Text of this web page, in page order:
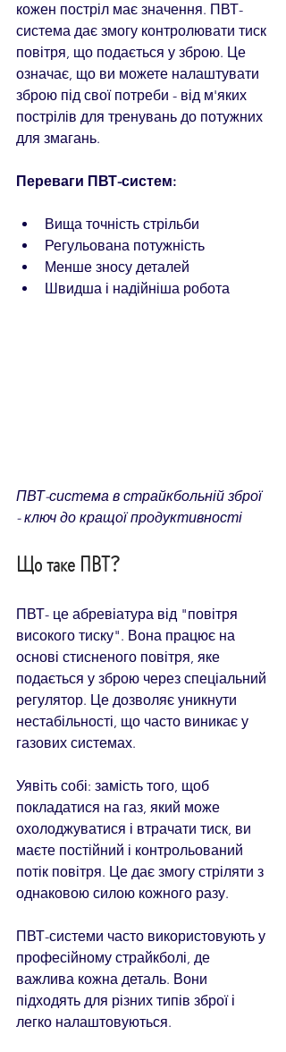
кожен постріл має значення. ПВТ-
система дає змогу контролювати тиск
повітря, що подається у зброю. Це
означає, що ви можете налаштувати
зброю під свої потреби - від м'яких
пострілів для тренувань до потужних
для змагань.
Переваги ПВТ-систем:
Вища точність стрільби
Регульована потужність
Менше зносу деталей
Швидша і надійніша робота
ПВТ-система в страйкбольній зброї
- ключ до кращої продуктивності
Що таке ПВТ?
ПВТ- це абревіатура від "повітря
високого тиску". Вона працює на
основі стисненого повітря, яке
подається у зброю через спеціальний
регулятор. Це дозволяє уникнути
нестабільності, що часто виникає у
газових системах.
Уявіть собі: замість того, щоб
покладатися на газ, який може
охолоджуватися і втрачати тиск, ви
маєте постійний і контрольований
потік повітря. Це дає змогу стріляти з
однаковою силою кожного разу.
ПВТ-системи часто використовують у
професійному страйкболі, де
важлива кожна деталь. Вони
підходять для різних типів зброї і
легко налаштовуються.